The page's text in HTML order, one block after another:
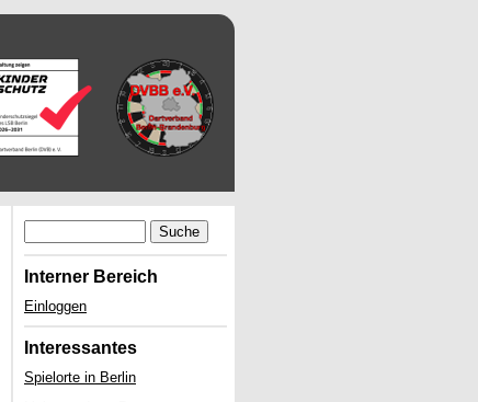
Suche
Interner Bereich
Einloggen
Interessantes
Spielorte in Berlin